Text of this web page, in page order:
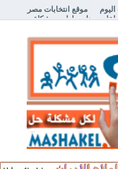
موقع انتخابات مصر
اعلن معنا إطرح مشكلة